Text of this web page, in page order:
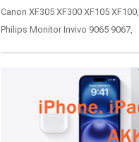
Canon XF305 XF300 XF105 XF100,
Philips Monitor Invivo 9065 9067,